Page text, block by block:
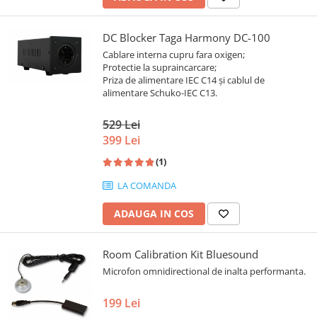
DC Blocker Taga Harmony DC-100
Cablare interna cupru fara oxigen;
Protectie la supraincarcare;
Priza de alimentare IEC C14 și cablul de
alimentare Schuko-IEC C13.
529 Lei
399 Lei
(1)
LA COMANDA
ADAUGA IN COS
Room Calibration Kit Bluesound
Microfon omnidirectional de inalta performanta.
199 Lei